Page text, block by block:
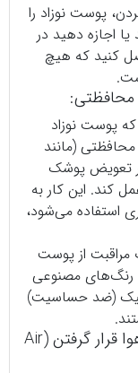
پوست نوزاد را
اجازه دهید در
کنید که هیچ
پوست نوزاد
(مانند
تعویض پوشک
کند. این کار به
استفاده می‌شود،
از پوست
رنگ‌های مصنوعی
(ضد حساسیت)
3. به حداکثر رساندن زمان در معرض هوا قرار گرفتن (Air